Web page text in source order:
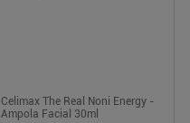
Celimax The Real Noni Energy -
Ampola Facial 30ml